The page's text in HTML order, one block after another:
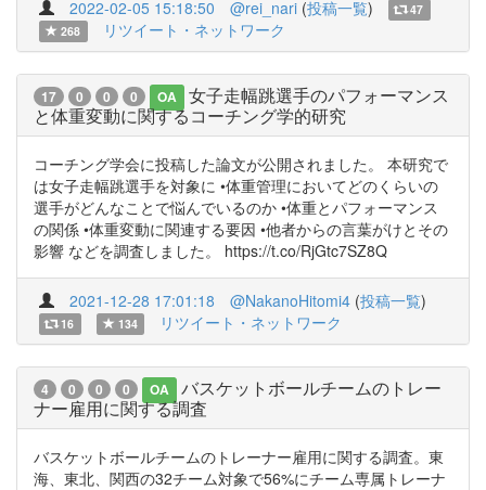
2022-02-05 15:18:50 @rei_nari (投稿一覧)
47
268
リツイート・ネットワーク
17 0 0 0 OA
女子走幅跳選手のパフォーマンス
と体重変動に関するコーチング学的研究
コーチング学会に投稿した論文が公開されました。 本研究で
は女子走幅跳選手を対象に •体重管理においてどのくらいの
選手がどんなことで悩んでいるのか •体重とパフォーマンス
の関係 •体重変動に関連する要因 •他者からの言葉がけとその
影響 などを調査しました。 https://t.co/RjGtc7SZ8Q
2021-12-28 17:01:18 @NakanoHitomi4 (投稿一覧)
16 134 リツイート・ネットワーク
4 0 0 0 OA
バスケットボールチームのトレー
ナー雇用に関する調査
バスケットボールチームのトレーナー雇用に関する調査。東
海、東北、関西の32チーム対象で56%にチーム専属トレーナ